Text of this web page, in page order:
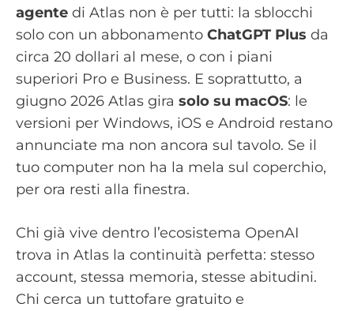
agente di Atlas non è per tutti: la sblocchi
solo con un abbonamento ChatGPT Plus da
circa 20 dollari al mese, o con i piani
superiori Pro e Business. E soprattutto, a
giugno 2026 Atlas gira solo su macOS: le
versioni per Windows, iOS e Android restano
annunciate ma non ancora sul tavolo. Se il
tuo computer non ha la mela sul coperchio,
per ora resti alla finestra.
Chi già vive dentro l’ecosistema OpenAI
trova in Atlas la continuità perfetta: stesso
account, stessa memoria, stesse abitudini.
Chi cerca un tuttofare gratuito e